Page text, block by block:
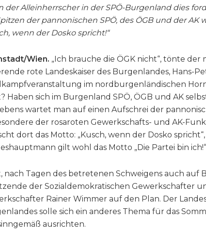
der Alleinherrscher in der SPÖ-Burgenland dies
der pannonischen SPÖ, des ÖGB und der AK
wenn der Dosko spricht!“
Wien. „Ich brauche die ÖGK nicht“, tönte
rote Landeskaiser des Burgenlandes, Hans-
im nordburgenländischen
Haben sich im Burgenland SPÖ, ÖGB und AK
wartet man auf einen Aufschrei der
der rosaroten Gewerkschafts- und AK-
dort das Motto: „Kusch, wenn der Dosko
gilt wohl das Motto „Die Partei bin
nach Tagen des betretenen Schweigens auch auf
der Sozialdemokratischen Gewerkschafter
Rainer Wimmer auf den Plan. Der
solle sich ein anderes Thema für das
ausrichten.